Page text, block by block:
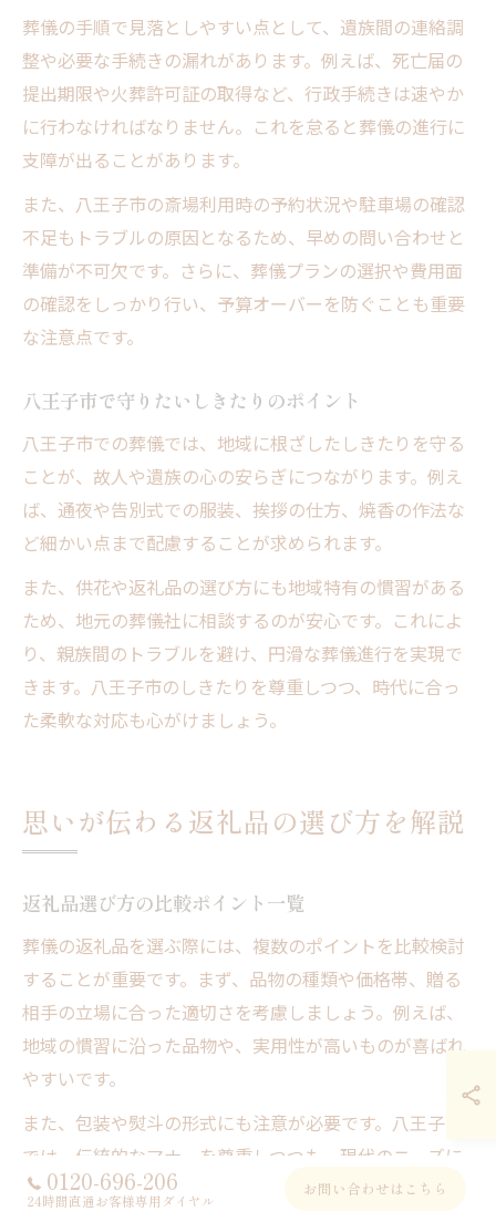
葬儀の手順で見落としやすい点として、遺族間の連絡調
整や必要な手続きの漏れがあります。例えば、死亡届の
提出期限や火葬許可証の取得など、行政手続きは速やか
に行わなければなりません。これを怠ると葬儀の進行に
支障が出ることがあります。
また、八王子市の斎場利用時の予約状況や駐車場の確認
不足もトラブルの原因となるため、早めの問い合わせと
準備が不可欠です。さらに、葬儀プランの選択や費用面
の確認をしっかり行い、予算オーバーを防ぐことも重要
な注意点です。
八王子市で守りたいしきたりのポイント
八王子市での葬儀では、地域に根ざしたしきたりを守る
ことが、故人や遺族の心の安らぎにつながります。例え
ば、通夜や告別式での服装、挨拶の仕方、焼香の作法な
ど細かい点まで配慮することが求められます。
また、供花や返礼品の選び方にも地域特有の慣習がある
ため、地元の葬儀社に相談するのが安心です。これによ
り、親族間のトラブルを避け、円滑な葬儀進行を実現で
きます。八王子市のしきたりを尊重しつつ、時代に合っ
た柔軟な対応も心がけましょう。
思いが伝わる返礼品の選び方を解説
返礼品選び方の比較ポイント一覧
葬儀の返礼品を選ぶ際には、複数のポイントを比較検討
することが重要です。まず、品物の種類や価格帯、贈る
相手の立場に合った適切さを考慮しましょう。例えば、
地域の慣習に沿った品物や、実用性が高いものが喜ばれ
やすいです。
また、包装や熨斗の形式にも注意が必要です。八王子市
では、伝統的なマナーを尊重しつつも、現代のニーズに
合わせたデザインも受け入れられています。返礼品の数
0120-696-206
24時間直通お客様専用ダイヤル
お問い合わせはこちら